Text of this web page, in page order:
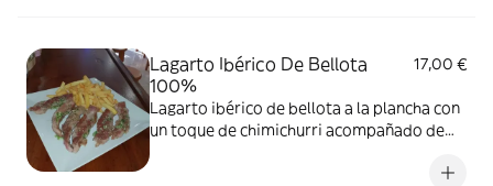
Lagarto Ibérico De Bellota
100%
17,00 €
Lagarto ibérico de bellota a la plancha con
un toque de chimichurri acompañado de